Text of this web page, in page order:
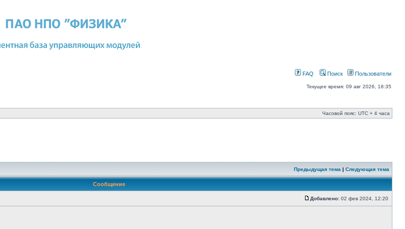
FAQ Поиск Пользователи
Текущее время: 09 авг 2026, 18:35
Часовой пояс: UTC + 4 часа
Предыдущая тема | Следующая тема
Сообщение
Добавлено: 02 фев 2024, 12:20